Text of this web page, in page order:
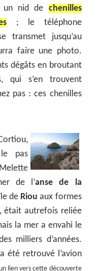
un nid de chenilles
; le téléphone
transmet jusqu’au
faire une photo.
dégâts en broutant
qui s’en trouvent
pas : ces chenilles
le pas
de l’anse de la
de Riou aux formes
était autrefois reliée
la mer a envahi le
milliers d’années.
été retrouvé l’avion
lien vers cette découverte